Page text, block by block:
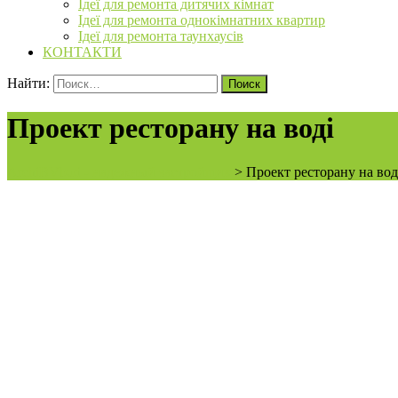
Ідеї для ремонта дитячих кімнат
Ідеї для ремонта однокімнатних квартир
Ідеї для ремонта таунхаусів
КОНТАКТИ
Найти:
Проект ресторану на воді
> Проект ресторану на